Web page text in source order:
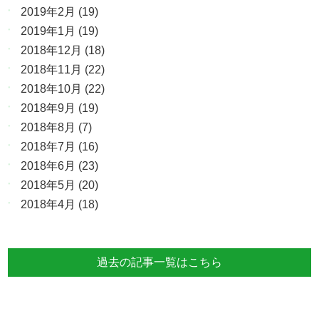
2019年2月 (19)
2019年1月 (19)
2018年12月 (18)
2018年11月 (22)
2018年10月 (22)
2018年9月 (19)
2018年8月 (7)
2018年7月 (16)
2018年6月 (23)
2018年5月 (20)
2018年4月 (18)
過去の記事一覧はこちら